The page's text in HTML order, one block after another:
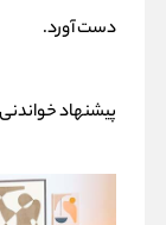
دست آورد.
پیشنهاد